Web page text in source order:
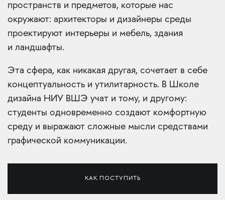
пространств и предметов, которые нас
окружают: архитекторы и дизайнеры среды
проектируют интерьеры и мебель, здания
и ландшафты.
Эта сфера, как никакая другая, сочетает в себе
концептуальность и утилитарность. В Школе
дизайна НИУ ВШЭ учат и тому, и другому:
студенты одновременно создают комфортную
среду и выражают сложные мысли средствами
графической коммуникации.
КАК ПОСТУПИТЬ